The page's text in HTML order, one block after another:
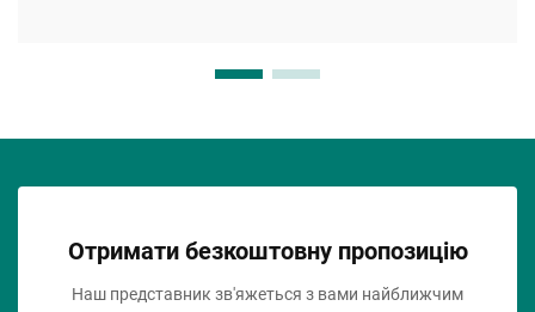
Отримати безкоштовну пропозицію
Наш представник зв'яжеться з вами найближчим